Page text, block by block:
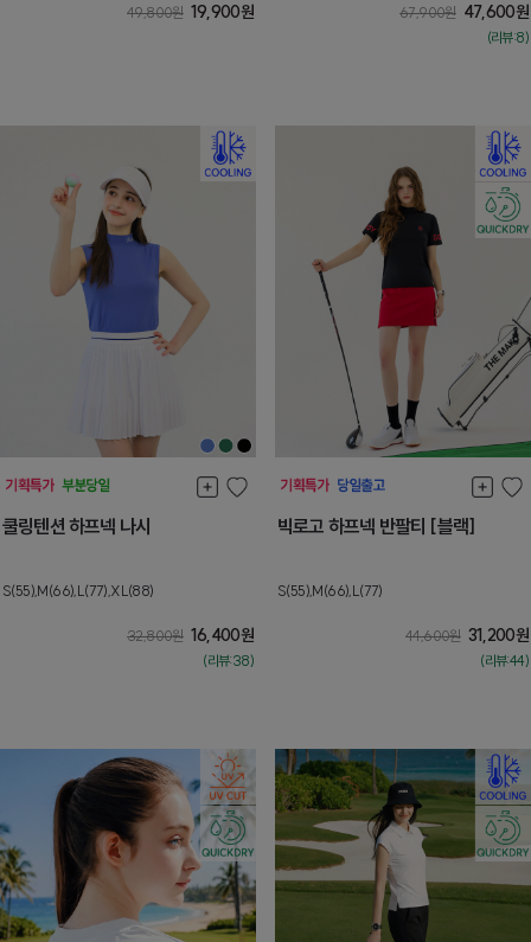
49,800원 19,900원 67,900원 47,600원
(리뷰:8)
쿨링텐션 하프넥 나시
S(55),M(66),L(77),XL(88)
32,800원 16,400원
(리뷰:38)
빅로고 하프넥 반팔티 [블랙]
S(55),M(66),L(77)
44,600원 31,200원
(리뷰:44)